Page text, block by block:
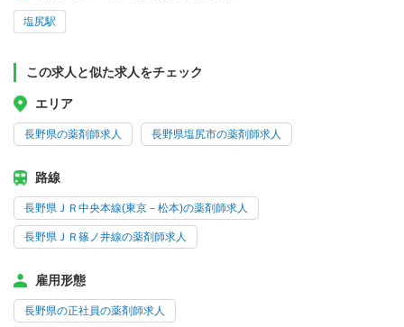
塩尻駅
この求人と似た求人をチェック
エリア
長野県の薬剤師求人 長野県塩尻市の薬剤師求人
路線
長野県ＪＲ中央本線(東京－松本)の薬剤師求人
長野県ＪＲ篠ノ井線の薬剤師求人
雇用形態
長野県の正社員の薬剤師求人